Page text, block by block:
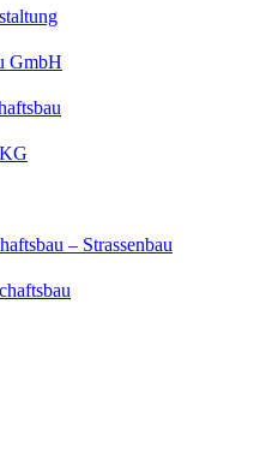
GmbH
– Strassenbau